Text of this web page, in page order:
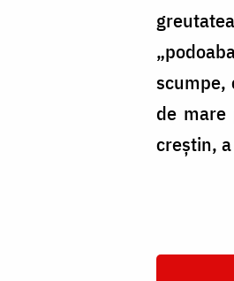
de mare
creştin,